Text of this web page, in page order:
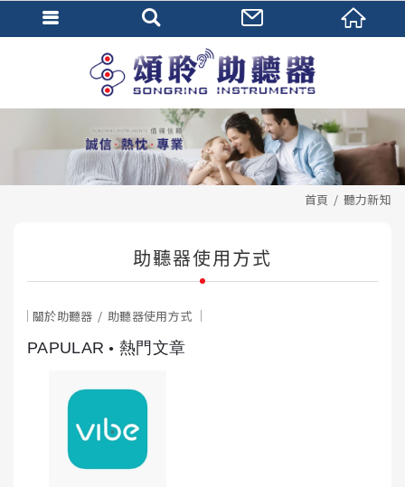
首頁 聽力新知
助聽器使用方式
關於助聽器 助聽器使用方式
PAPULAR 熱門文章